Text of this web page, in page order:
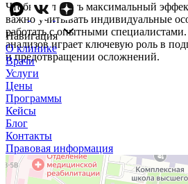
Чтобы получить максимальный
важно учитывать индивидуальные
работать с опытными
анализов играет ключевую роль в
и предотвращении осложнений.
Навигация
О клинике
Врачи
Услуги
Цены
Программы
Кейсы
Блог
Контакты
Правовая информация